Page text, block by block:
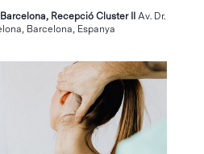
Recepció Cluster IIAv. Dr.
Barcelona, Espanya